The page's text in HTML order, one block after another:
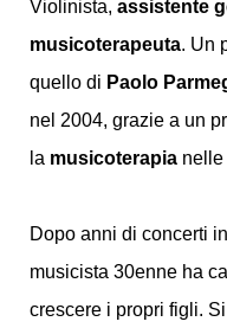
Violinista, assistente
musicoterapeuta. Un
quello di Paolo
nel 2004, grazie a un
la musicoterapianelle
Dopo anni di concerti
musicista 30enne ha
crescere i propri figli.